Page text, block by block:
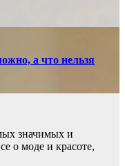
а что нельзя
значимых и
о моде и красоте,